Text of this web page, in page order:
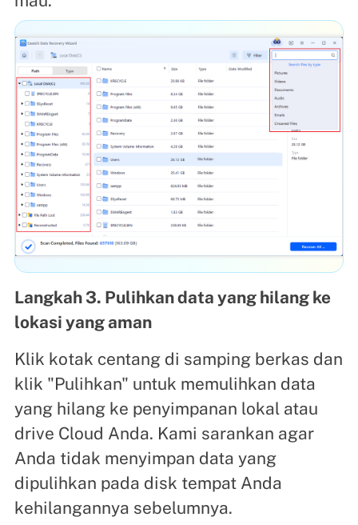
Langkah 3. Pulihkan data yang hilang ke
lokasi yang aman
Klik kotak centang di samping berkas dan
klik "Pulihkan" untuk memulihkan data
yang hilang ke penyimpanan lokal atau
drive Cloud Anda. Kami sarankan agar
Anda tidak menyimpan data yang
dipulihkan pada disk tempat Anda
kehilangannya sebelumnya.